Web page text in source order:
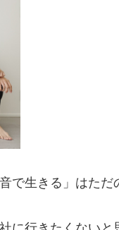
で生きる」はただ